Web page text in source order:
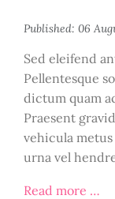
Published: 06
Sed eleifend
Pellentesque
dictum quam
Praesent
vehicula
urna vel
Read more …